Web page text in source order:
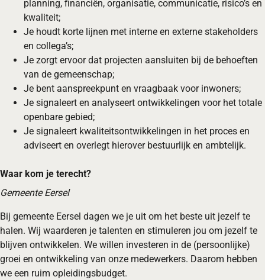
planning, financiën, organisatie, communicatie, risico’s en
kwaliteit;
Je houdt korte lijnen met interne en externe stakeholders
en collega’s;
Je zorgt ervoor dat projecten aansluiten bij de behoeften
van de gemeenschap;
Je bent aanspreekpunt en vraagbaak voor inwoners;
Je signaleert en analyseert ontwikkelingen voor het totale
openbare gebied;
Je signaleert kwaliteitsontwikkelingen in het proces en
adviseert en overlegt hierover bestuurlijk en ambtelijk.
Waar kom je terecht?
Gemeente Eersel
Bij gemeente Eersel dagen we je uit om het beste uit jezelf te
halen. Wij waarderen je talenten en stimuleren jou om jezelf te
blijven ontwikkelen. We willen investeren in de (persoonlijke)
groei en ontwikkeling van onze medewerkers. Daarom hebben
we een ruim opleidingsbudget.